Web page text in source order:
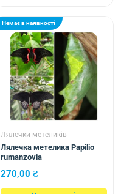
Немає в наявності
Лялечки метеликів
Лялечка метелика Papilio
rumanzovia
270,00 ₴